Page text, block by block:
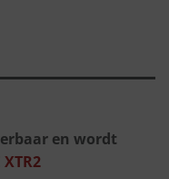
en wordt
XTR2